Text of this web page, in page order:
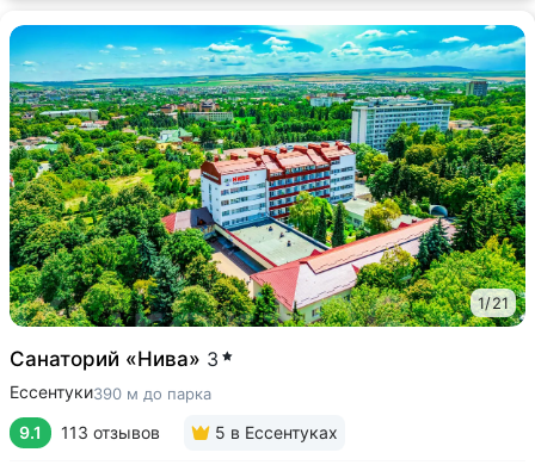
1/21
Санаторий «Нива» 3
Ессентуки390 м до парка
9.1 113 отзывов 5 в Ессентуках